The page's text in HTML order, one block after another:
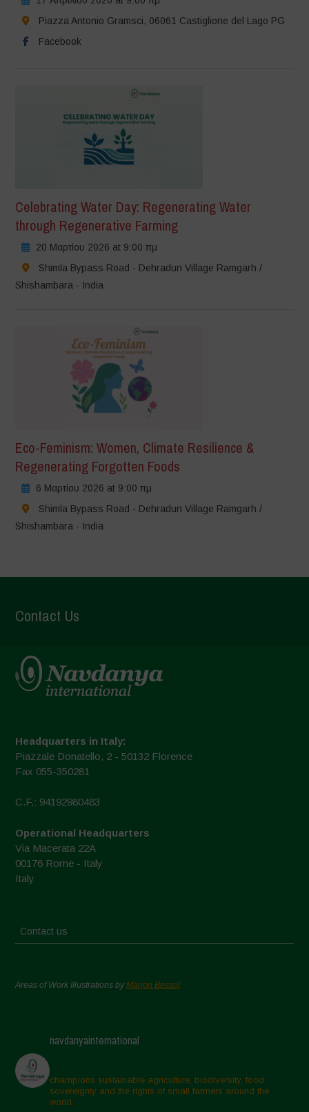
Piazza Antonio Gramsci, 06061 Castiglione del Lago PG
Facebook
Celebrating Water Day: Regenerating Water
through Regenerative Farming
20 Μαρτίου 2026 at 9:00 πμ
Shimla Bypass Road - Dehradun Village Ramgarh /
Shishambara - India
Eco-Feminism: Women, Climate Resilience &
Regenerating Forgotten Foods
6 Μαρτίου 2026 at 9:00 πμ
Shimla Bypass Road - Dehradun Village Ramgarh /
Shishambara - India
Contact Us
Headquarters in Italy:
Piazzale Donatello, 2 - 50132 Florence
Fax 055-350281
C.F.: 94192980483
Operational Headquarters
Via Macerata 22A
00176 Rome - Italy
Italy
Contact us
Areas of Work Illustrations byMarion Bessol
navdanyainternational
champions sustainable agriculture, biodiversity, food
sovereignty and the rights of small farmers around the
world.